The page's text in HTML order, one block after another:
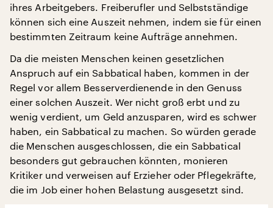
ihres Arbeitgebers. Freiberufler und Selbstständige
können sich eine Auszeit nehmen, indem sie für einen
bestimmten Zeitraum keine Aufträge annehmen.
Da die meisten Menschen keinen gesetzlichen
Anspruch auf ein Sabbatical haben, kommen in der
Regel vor allem Besserverdienende in den Genuss
einer solchen Auszeit. Wer nicht groß erbt und zu
wenig verdient, um Geld anzusparen, wird es schwer
haben, ein Sabbatical zu machen. So würden gerade
die Menschen ausgeschlossen, die ein Sabbatical
besonders gut gebrauchen könnten, monieren
Kritiker und verweisen auf Erzieher oder Pflegekräfte,
die im Job einer hohen Belastung ausgesetzt sind.